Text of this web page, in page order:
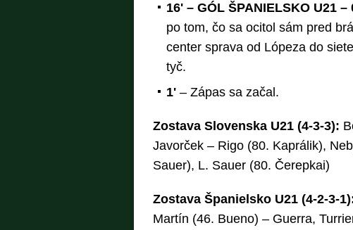
16' – GÓL ŠPANIELSKO U21 –
po tom, čo sa ocitol sám pred
center sprava od Lópeza do
tyč.
1'– Zápas sa začal.
Zostava Slovenska U21 (4-3-3):
Javorček – Rigo (80. Kaprálik),
Sauer), L. Sauer (80. Čerepkai)
Zostava Španielsko U21 (4-2-3-
Martín (46. Bueno) – Guerra,